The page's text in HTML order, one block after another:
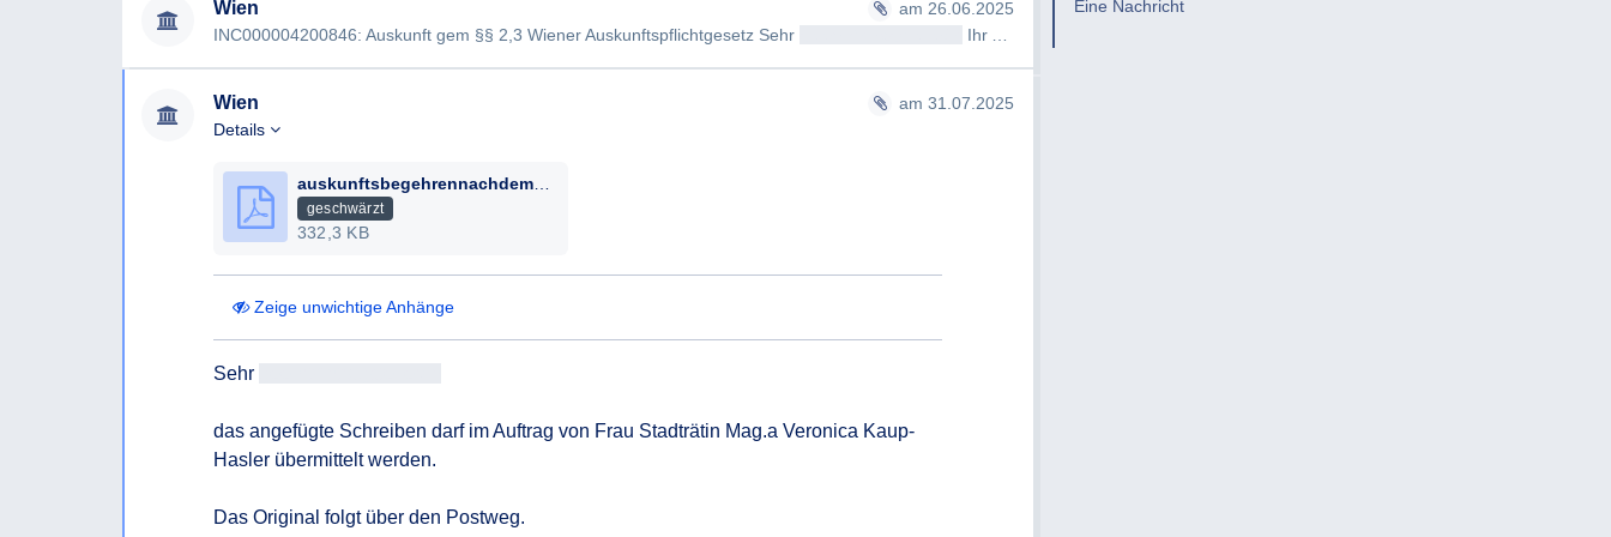
Wien
am 26.06.2025
INC000004200846: Auskunft gem §§ 2,3 Wiener Auskunftspflichtgesetz Sehr
Ihr Anliegen ist i…
Wien
am 31.07.2025
Details
geschwärzt
332,3 KB
Zeige unwichtige Anhänge
Sehr
das angefügte Schreiben darf im Auftrag von Frau Stadträtin Mag.a Veronica Kaup-
Hasler übermittelt werden.
Das Original folgt über den Postweg.
Eine Nachricht